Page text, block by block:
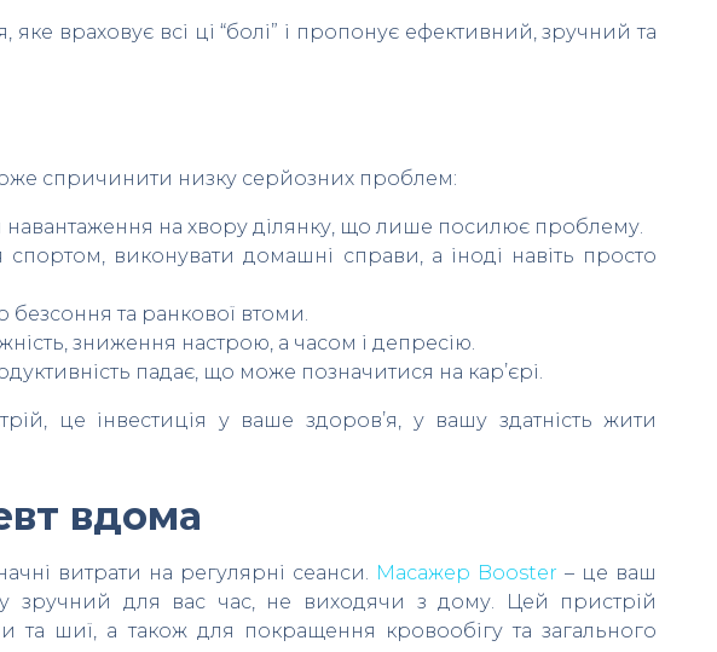
враховує всі ці “болі” і пропонує ефективний, зручний та
спричинити низку серйозних проблем:
на хвору ділянку, що лише посилює проблему.
виконувати домашні справи, а іноді навіть просто
та ранкової втоми.
зниження настрою, а часом і депресію.
падає, що може позначитися на кар’єрі.
це інвестиція у ваше здоров’я, у вашу здатність жити
вдома
витрати на регулярні сеанси. Масажер Booster – це ваш
зручний для вас час, не виходячи з дому. Цей пристрій
та шиї, а також для покращення кровообігу та загального